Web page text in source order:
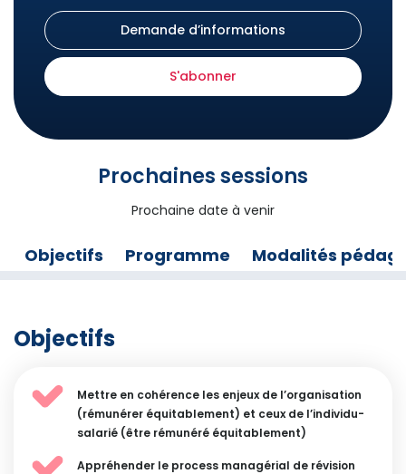
Demande d’informations
S'abonner
Prochaines sessions
Prochaine date à venir
Objectifs Programme Modalités
Objectifs
Mettre en cohérence les enjeux de l’organisation
(rémunérer équitablement) et ceux de l’individu-
salarié (être rémunéré équitablement)
Appréhender le process managérial de révision